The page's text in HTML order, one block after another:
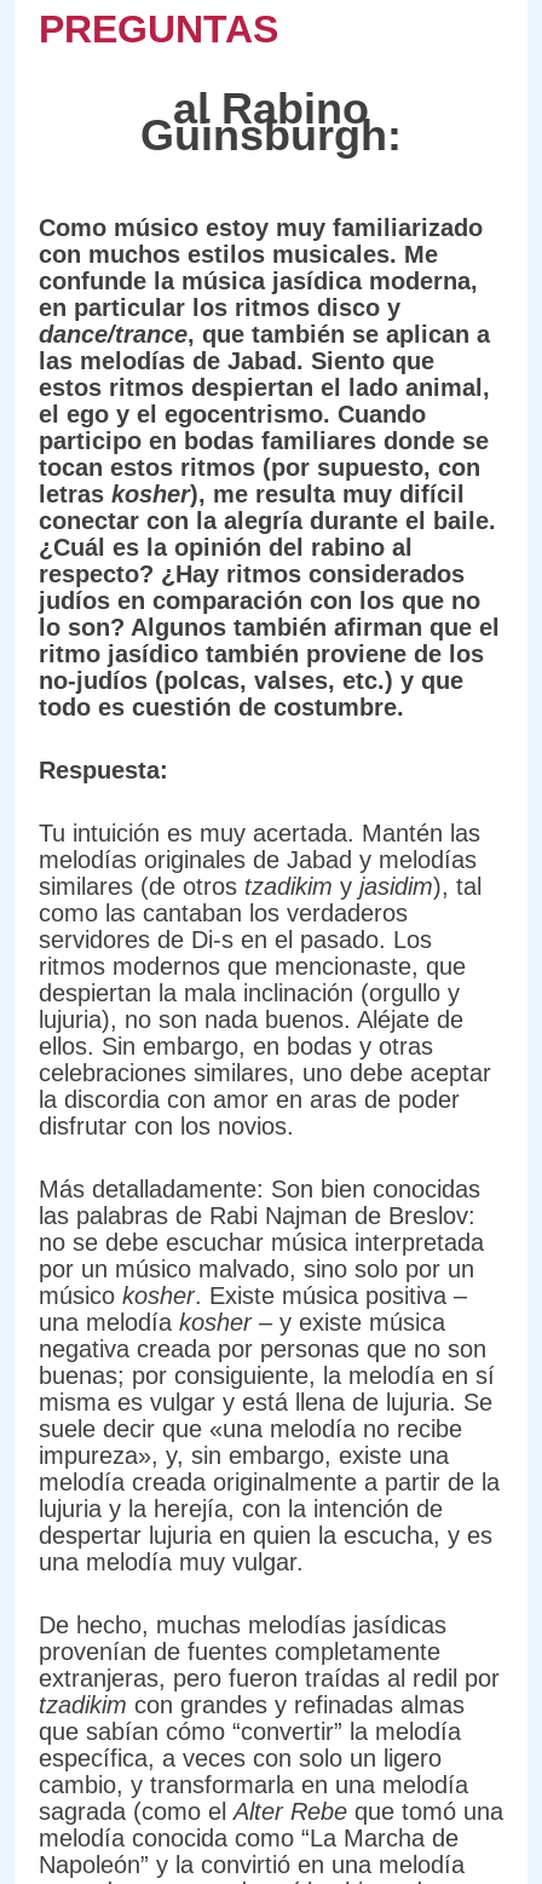
PREGUNTAS
al Rabino
Guinsburgh:
Como músico estoy muy familiarizado
con muchos estilos musicales. Me
confunde la música jasídica moderna,
en particular los ritmos disco y
dance/trance, que también se aplican a
las melodías de Jabad. Siento que
estos ritmos despiertan el lado animal,
el ego y el egocentrismo. Cuando
participo en bodas familiares donde se
tocan estos ritmos (por supuesto, con
letras kosher), me resulta muy difícil
conectar con la alegría durante el baile.
¿Cuál es la opinión del rabino al
respecto? ¿Hay ritmos considerados
judíos en comparación con los que no
lo son? Algunos también afirman que el
ritmo jasídico también proviene de los
no-judíos (polcas, valses, etc.) y que
todo es cuestión de costumbre.
Respuesta:
Tu intuición es muy acertada. Mantén las
melodías originales de Jabad y melodías
similares (de otros tzadikim y jasidim), tal
como las cantaban los verdaderos
servidores de Di-s en el pasado. Los
ritmos modernos que mencionaste, que
despiertan la mala inclinación (orgullo y
lujuria), no son nada buenos. Aléjate de
ellos. Sin embargo, en bodas y otras
celebraciones similares, uno debe aceptar
la discordia con amor en aras de poder
disfrutar con los novios.
Más detalladamente: Son bien conocidas
las palabras de Rabi Najman de Breslov:
no se debe escuchar música interpretada
por un músico malvado, sino solo por un
músico kosher. Existe música positiva –
una melodía kosher– y existe música
negativa creada por personas que no son
buenas; por consiguiente, la melodía en sí
misma es vulgar y está llena de lujuria. Se
suele decir que «una melodía no recibe
impureza», y, sin embargo, existe una
melodía creada originalmente a partir de la
lujuria y la herejía, con la intención de
despertar lujuria en quien la escucha, y es
una melodía muy vulgar.
De hecho, muchas melodías jasídicas
provenían de fuentes completamente
extranjeras, pero fueron traídas al redil por
tzadikim con grandes y refinadas almas
que sabían cómo “convertir” la melodía
específica, a veces con solo un ligero
cambio, y transformarla en una melodía
sagrada (como elAlter Rebe que tomó una
melodía conocida como “La Marcha de
Napoleón” y la convirtió en una melodía